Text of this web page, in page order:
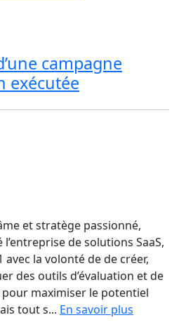
campagne
exécutée
et stratège passionné,
de solutions SaaS,
la volonté de de créer,
des outils d’évaluation et de
maximiser le potentiel
tout s... En savoir plus